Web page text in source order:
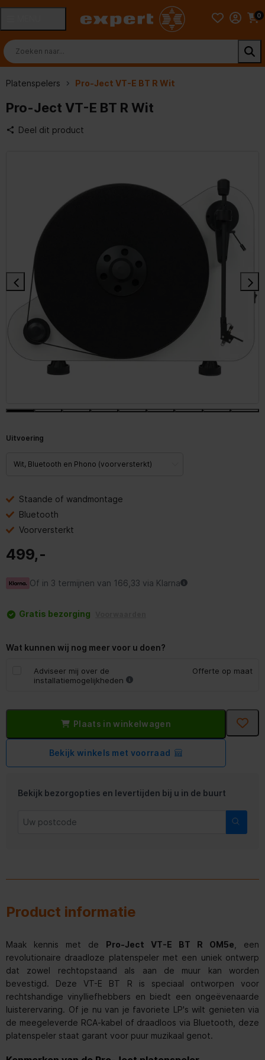
0
Platenspelers Pro-Ject VT-E BT R Wit
Pro-Ject VT-E BT R Wit
Deel dit product
Uitvoering
Staande of wandmontage
Bluetooth
Voorversterkt
499,-
Of in 3 termijnen van 166,33 via Klarna
Gratis bezorging
Wat kunnen wij nog meer voor u doen?
Adviseer mij over de
installatiemogelijkheden
Offerte op maat
Plaats in winkelwagen
Bekijk winkels met voorraad
Bekijk bezorgopties en levertijden bij u in de buurt
Product informatie
Maak kennis met de Pro-Ject VT-E BT R OM5e , een
revolutionaire draadloze platenspeler met een uniek ontwerp
dat zowel rechtopstaand als aan de muur kan worden
bevestigd. Deze VT-E BT R is speciaal ontworpen voor
rechtshandige vinylliefhebbers en biedt een ongeëvenaarde
luisterervaring. Of je nu van je favoriete LP's wilt genieten via
de meegeleverde RCA-kabel of draadloos via Bluetooth, deze
platenspeler staat garant voor puur muzikaal genot.